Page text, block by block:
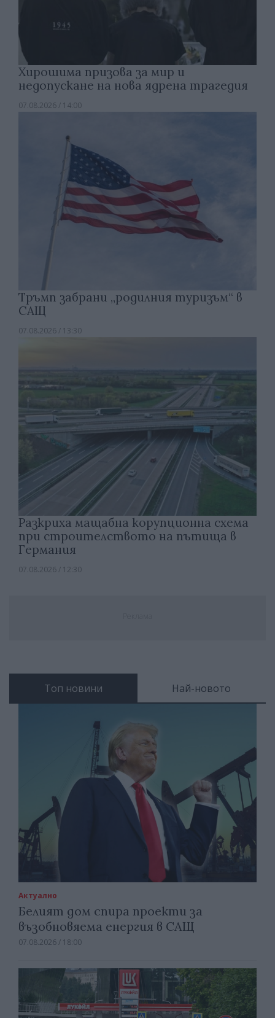
Хирошима призова за мир и
недопускане на нова ядрена трагедия
07.08.2026 / 14:00
Тръмп забрани „родилния туризъм“ в
САЩ
07.08.2026 / 13:30
Разкриха мащабна корупционна схема
при строителството на пътища в
Германия
07.08.2026 / 12:30
Топ новини Най-новото
Актуално
Белият дом спира проекти за
възобновяема енергия в САЩ
07.08.2026 / 18:00